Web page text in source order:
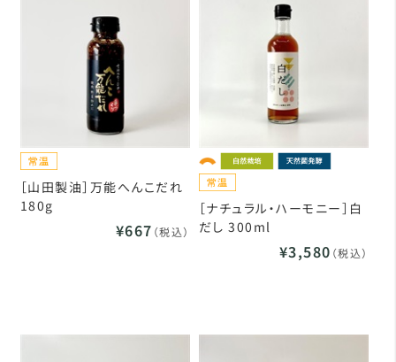
［山田製油］万能へんこだれ
180g
¥667 （税込）
［ナチュラル・ハーモニー］白
だし 300ml
¥3,580 （税込）